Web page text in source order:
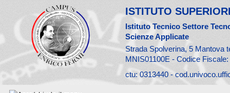
ISTITUTO
Istituto Tecnico Settore
Scienze Applicate
Strada Spolverina, 5 Mantova
MNIS01100E - Codice
ctu: 0313440 -